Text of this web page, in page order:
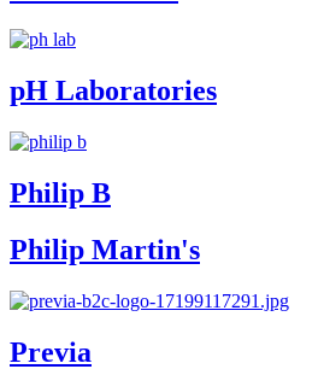
pH Laboratories
Philip B
Philip Martin's
Previa